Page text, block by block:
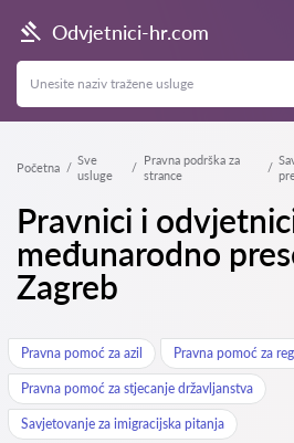
Odvjetnici-hr.com
Početna
Sve
usluge
Pravna podrška za
strance
Pravnici i
međunarodno
Zagreb
Pravna pomoć za azil Pravna pomoć za
Pravna pomoć za stjecanje državljanstva
Savjetovanje za imigracijska pitanja